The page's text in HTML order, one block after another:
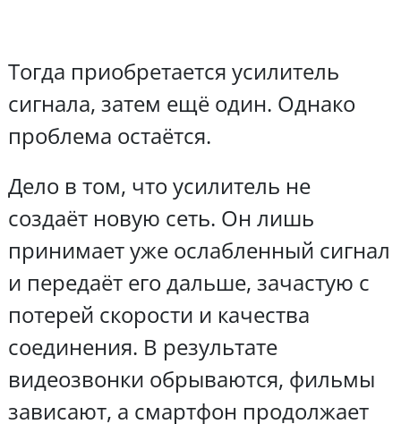
Тогда приобретается усилитель
сигнала, затем ещё один. Однако
проблема остаётся.
Дело в том, что усилитель не
создаёт новую сеть. Он лишь
принимает уже ослабленный сигнал
и передаёт его дальше, зачастую с
потерей скорости и качества
соединения. В результате
видеозвонки обрываются, фильмы
зависают, а смартфон продолжает